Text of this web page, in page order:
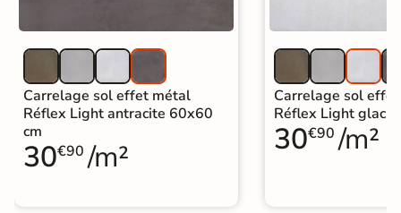
Carrelage sol effet métal
Réflex Light antracite 60x60
cm
30€90 /m²
Carrelage sol
Réflex Light
30€90 /m²